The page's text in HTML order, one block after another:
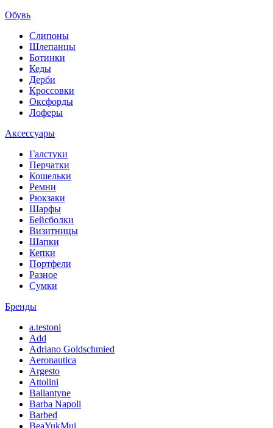
Обувь
Слипоны
Шлепанцы
Ботинки
Кеды
Дерби
Кроссовки
Оксфорды
Лоферы
Аксессуары
Галстуки
Перчатки
Кошельки
Ремни
Рюкзаки
Шарфы
Бейсболки
Визитницы
Шапки
Кепки
Портфели
Разное
Сумки
Бренды
a.testoni
Add
Adriano Goldschmied
Aeronautica
Argesto
Attolini
Ballantyne
Barba Napoli
Barbed
BeaYukMui